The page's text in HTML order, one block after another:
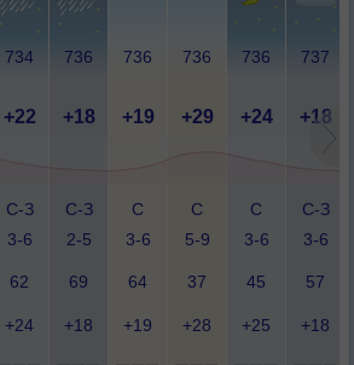
734 736 736 736 736 737
+22 +18 +19 +29 +24 +18
С-З
3-6
С-З
2-5
С
3-6
С
5-9
С
3-6
С-З
3-6
62 69 64 37 45 57
+24 +18 +19 +28 +25 +18